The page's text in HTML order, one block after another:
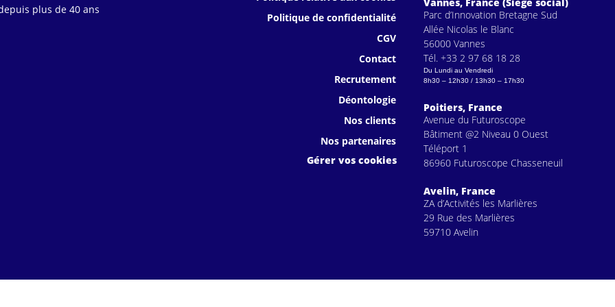
de confidentialité, en garantissant la conformité avec les réglementations. Personnalisez vos préférences pour
plus de 40 ans
Politique de confidentialité
CGV
Contact
Recrutement
Déontologie
Nos clients
Nos partenaires
Gérer vos cookies
Parc d’Innovation Bretagne Sud
Allée Nicolas le Blanc
56000 Vannes
Tél. +33 2 97 68 18 28
Du Lundi au Vendredi
8h30 – 12h30 / 13h30 – 17h30
Poitiers, France
Avenue du Futuroscope
Bâtiment @2 Niveau 0 Ouest
Téléport 1
86960 Futuroscope Chasseneuil
Avelin, France
ZA d’Activités les Marlières
29 Rue des Marlières
59710 Avelin